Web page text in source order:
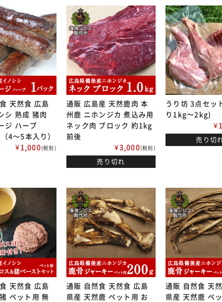
天然食 広島
シ 熟成 猪肉
ジ ハーブ
4～5本入り）
¥1,000(税別)
通販 広島産 天然鹿肉 本
州鹿 ニホンジカ 煮込み用
ネック肉 ブロック 約1kg
前後
¥3,000(税別)
売り切れ
うり坊 3点セッ
り1kg〜2kg)
売り切
天然食 広島
ペット用 無
通販 自然食 天然食 広島
県産 天然鹿 ペット用 お
通販 自然食 天
県産 天然鹿 ペ